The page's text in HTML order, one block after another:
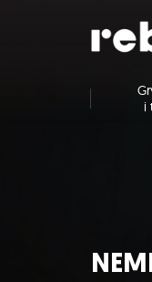
i